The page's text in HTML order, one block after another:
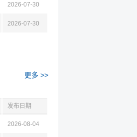
2026-07-30
2026-07-30
更多 >>
发布日期
2026-08-04